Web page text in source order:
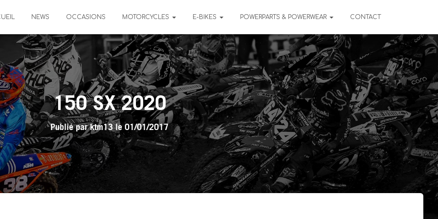
NEWS OCCASIONS MOTORCYCLES E-BIKES POWERPARTS & POWERWEAR CONTACT
150 SX 2020
Publié parktm13le 01/01/2017